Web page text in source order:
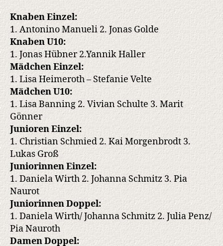
Knaben Einzel:
1. Antonino Manueli 2. Jonas Golde
Knaben U10:
1. Jonas Hübner 2.Yannik Haller
Mädchen Einzel:
1. Lisa Heimeroth – Stefanie Velte
Mädchen U10:
1. Lisa Banning 2. Vivian Schulte 3. Marit
Gönner
Junioren Einzel:
1. Christian Schmied 2. Kai Morgenbrodt 3.
Lukas Groß
Juniorinnen Einzel:
1. Daniela Wirth 2. Johanna Schmitz 3. Pia
Naurot
Juniorinnen Doppel:
1. Daniela Wirth/ Johanna Schmitz 2. Julia Penz/
Pia Nauroth
Damen Doppel: